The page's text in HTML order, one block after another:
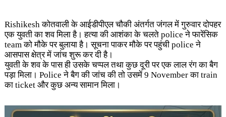
Rishikesh कोतवाली के आईडीपीएल चौकी अंतर्गत जंगल में गुरुवार दोपहर
एक युवती का शव मिला है। हत्या की आशंका के चलते police ने फारेंसिक
team को मौके पर बुलाया है। सूचना पाकर मौके पर पहुंची police ने
आसपास क्षेत्र में जांच शुरू कर दी है।
युवती के शव के पास ही उसके चप्पल तथा कुछ दूरी पर एक लाल रंग का बैग
पड़ा मिला। Police ने बैग की जांच की तो उसमें 9 November का train
का ticket और कुछ अन्य सामान मिला।